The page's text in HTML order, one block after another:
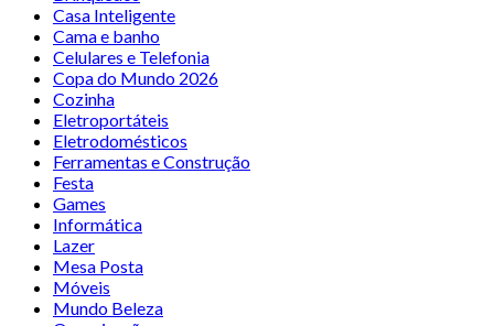
Casa Inteligente
Cama e banho
Celulares e Telefonia
Copa do Mundo 2026
Cozinha
Eletroportáteis
Eletrodomésticos
Ferramentas e Construção
Festa
Games
Informática
Lazer
Mesa Posta
Móveis
Mundo Beleza